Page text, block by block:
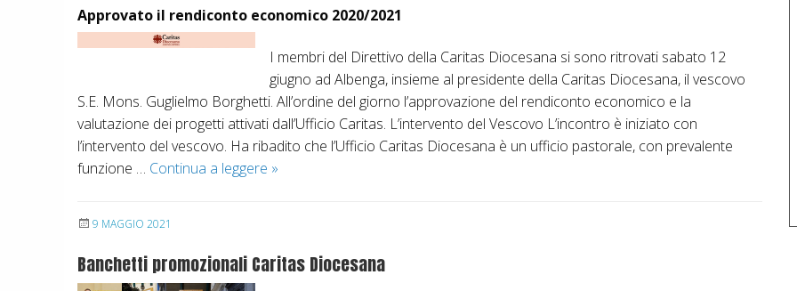
Approvato il rendiconto economico 2020/2021
I membri del Direttivo della Caritas Diocesana si sono ritrovati sabato 12
giugno ad Albenga, insieme al presidente della Caritas Diocesana, il vescovo
S.E. Mons. Guglielmo Borghetti. All’ordine del giorno l’approvazione del rendiconto economico e la
valutazione dei progetti attivati dall’Ufficio Caritas. L’intervento del Vescovo L’incontro è iniziato con
l’intervento del vescovo. Ha ribadito che l’Ufficio Caritas Diocesana è un ufficio pastorale, con prevalente
funzione … Continua a leggere L
p
»
9 MAGGIO 2021
Banchetti promozionali Caritas Diocesana